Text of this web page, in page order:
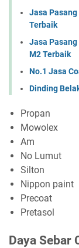
Jasa
Terbaik
Jasa
M2 Terbaik
No.1 Jasa
Dinding
Propan
Mowolex
Am
No Lumut
Silton
Nippon paint
Precoat
Pretasol
Daya Sebar